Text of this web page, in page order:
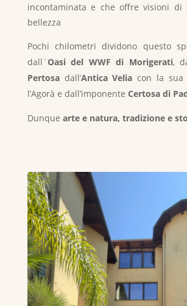
incontaminata e che offre visioni di
bellezza
Pochi chilometri dividono questo
dall´Oasi del WWF di Morigerati,
Pertosa dall’Antica Velia con la sua
l’Agorà e dall’imponente Certosa di
Dunque arte e natura, tradizione e